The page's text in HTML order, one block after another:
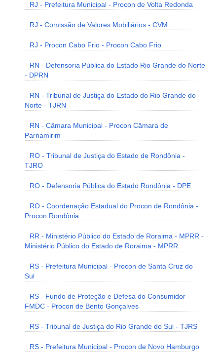
RJ - Prefeitura Municipal - Procon de Volta Redonda
RJ - Comissão de Valores Mobiliários - CVM
RJ - Procon Cabo Frio - Procon Cabo Frio
RN - Defensoria Pública do Estado Rio Grande do Norte
- DPRN
RN - Tribunal de Justiça do Estado do Rio Grande do
Norte - TJRN
RN - Câmara Municipal - Procon Câmara de
Parnamirim
RO - Tribunal de Justiça do Estado de Rondônia -
TJRO
RO - Defensoria Pública do Estado Rondônia - DPE
RO - Coordenação Estadual do Procon de Rondônia -
Procon Rondônia
RR - Ministério Público do Estado de Roraima - MPRR -
Ministério Público do Estado de Roraima - MPRR
RS - Prefeitura Municipal - Procon de Santa Cruz do
Sul
RS - Fundo de Proteção e Defesa do Consumidor -
FMDC - Procon de Bento Gonçalves
RS - Tribunal de Justiça do Rio Grande do Sul - TJRS
RS - Prefeitura Municipal - Procon de Novo Hamburgo